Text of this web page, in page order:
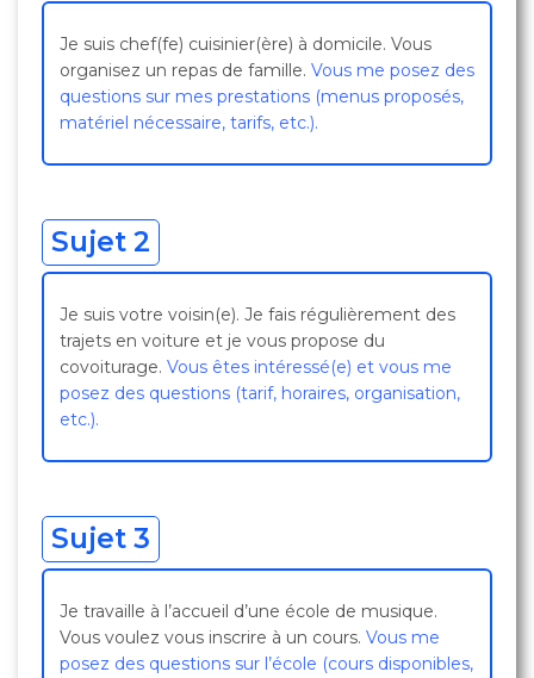
Je suis chef(fe) cuisinier(ère) à domicile. Vous
organisez un repas de famille. Vous me posez des
questions sur mes prestations (menus proposés,
matériel nécessaire, tarifs, etc.).
Sujet 2
Je suis votre voisin(e). Je fais régulièrement des
trajets en voiture et je vous propose du
covoiturage. Vous êtes intéressé(e) et vous me
posez des questions (tarif, horaires, organisation,
etc.).
Sujet 3
Je travaille à l’accueil d’une école de musique.
Vous voulez vous inscrire à un cours. Vous me
posez des questions sur l’école (cours disponibles,